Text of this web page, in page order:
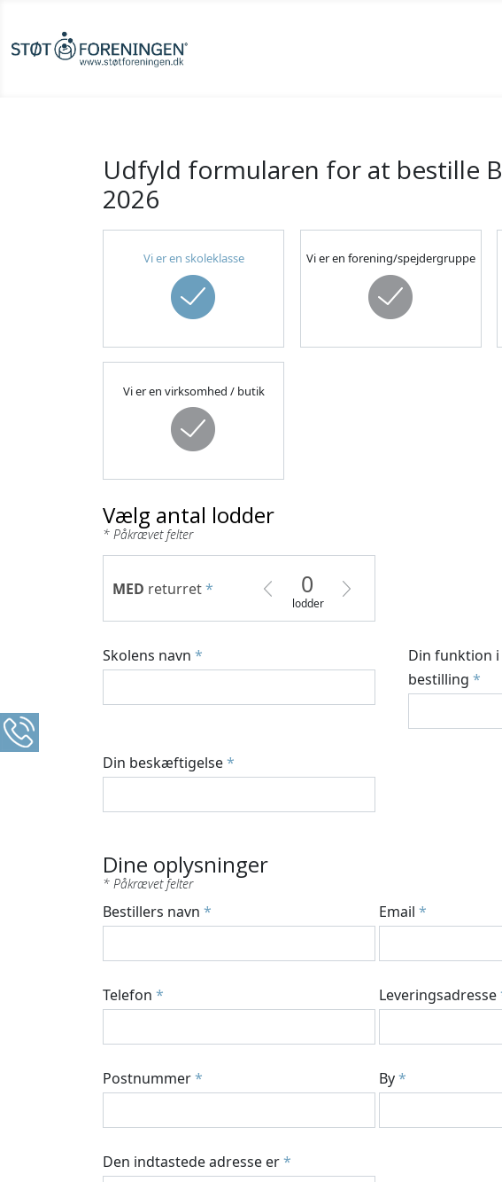
Udfyld formularen for at bestille
2026
Vi er en skoleklasse Vi er en forening/spejdergruppe
Vi er en virksomhed / butik
MED returret*
lodder
Skolens navn *
Din funktion
bestilling*
Din beskæftigelse*
Dine oplysninger
Bestillers navn * Email*
Telefon * Leveringsadresse
Postnummer* By*
Den indtastede adresse er*